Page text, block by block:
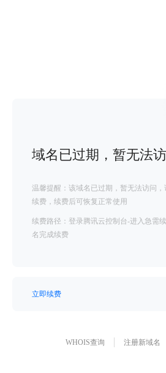
域名已过期，暂无法
温馨提醒：该域名已过期，暂无法访问
续费，续费后可恢复正常使用
续费路径：登录腾讯云控制台-进入急需
名完成续费
立即续费
WHOIS查询 注册新域名